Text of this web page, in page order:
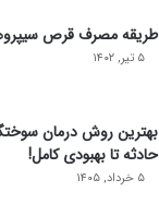
طریقه مصرف قرص
۵ تیر, ۱۴۰۲
بهترین روش درمان
حادثه تا بهبودی کامل!
۵ خرداد, ۱۴۰۵